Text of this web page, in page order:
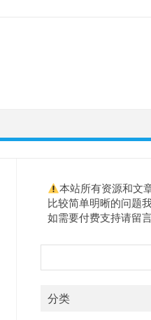
本站所有资源和文
比较简单明晰的问题
如需要付费支持请留言
索
分类